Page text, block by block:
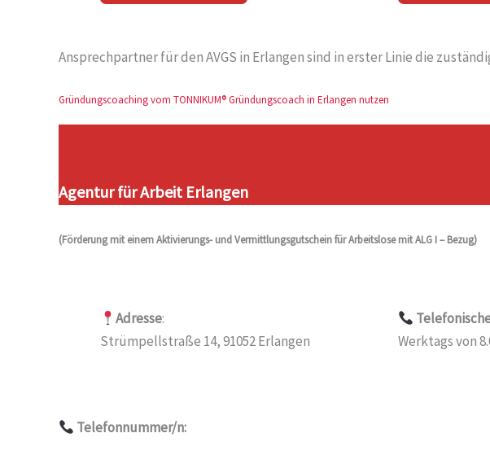
Ansprechpartner für den AVGS in Erlangen sind in erster Linie die
Gründungscoaching vom TONNIKUM® Gründungscoach in Erlangen nutzen
Agentur für Arbeit Erlangen
(Förderung mit einem Aktivierungs- und Vermittlungsgutschein für Arbeitslose mit ALG I – Bezug)
Adresse:
Strümpellstraße 14, 91052 Erlangen
Werktags von
Telefonnummer/n: